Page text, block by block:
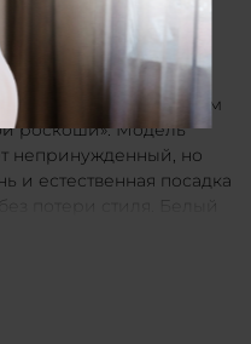
белом цвете от
являются воплощением
роскоши». Модель
непринужденный, но
и естественная посадка
потери стиля. Белый